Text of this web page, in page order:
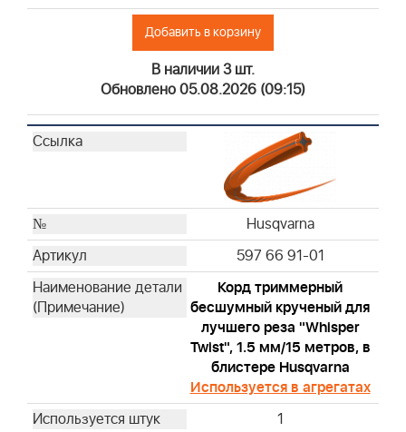
Добавить в корзину
В наличии 3 шт.
Обновлено 05.08.2026 (09:15)
Husqvarna
597 66 91-01
Корд триммерный
бесшумный крученый для
лучшего реза "Whisper
Twist", 1.5 мм/15 метров, в
блистере Husqvarna
Используется в агрегатах
1